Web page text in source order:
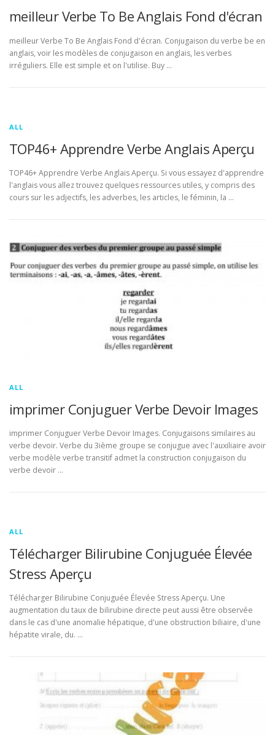
meilleur Verbe To Be Anglais Fond d'écran
meilleur Verbe To Be Anglais Fond d'écran. Conjugaison du verbe be en
anglais, voir les modèles de conjugaison en anglais, les verbes
irréguliers. Elle est simple et on l'utilise. Buy …
ALL
TOP46+ Apprendre Verbe Anglais Aperçu
TOP46+ Apprendre Verbe Anglais Aperçu. Si vous essayez d'apprendre
l'anglais vous allez trouvez quelques ressources utiles, y compris des
cours sur les adjectifs, les adverbes, les articles, le féminin, la …
ALL
imprimer Conjuguer Verbe Devoir Images
imprimer Conjuguer Verbe Devoir Images. Conjugaisons similaires au
verbe devoir. Verbe du 3ième groupe se conjugue avec l'auxiliaire avoir
verbe modèle verbe transitif admet la construction conjugaison du
verbe devoir …
ALL
Télécharger Bilirubine Conjuguée Élevée
Stress Aperçu
Télécharger Bilirubine Conjuguée Élevée Stress Aperçu. Une
augmentation du taux de bilirubine directe peut aussi être observée
dans le cas d'une anomalie hépatique, d'une obstruction biliaire, d'une
hépatite virale, du. …